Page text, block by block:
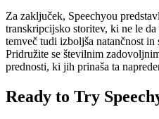
Za zaključek, Speechyou
transkripcijsko storitev, ki ne le
temveč tudi izboljša natančnost
Pridružite se številnim
prednosti, ki jih prinaša ta
Ready to Try